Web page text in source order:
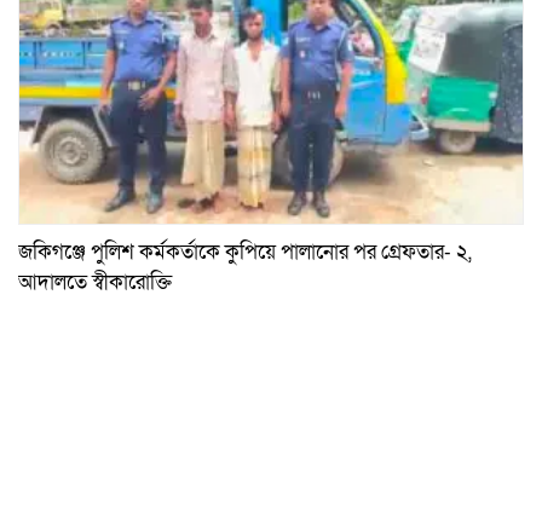
জকিগঞ্জে পুলিশ কর্মকর্তাকে কুপিয়ে পালানোর পর গ্রেফতার- ২,
আদালতে স্বীকারোক্তি